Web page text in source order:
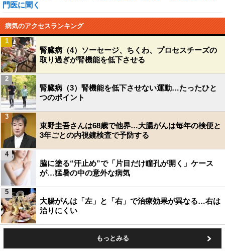
門医に聞く
病気のアクセスランキング
腎臓病（4）ソーセージ、ちくわ、プロセスチーズの
取り過ぎが腎機能を低下させる
1
腎臓病（3）腎機能を低下させない運動…たったひと
つのポイント
2
東野圭吾さんは68歳で他界…大腸がんは毎年の検便と
3年ごとの内視鏡検査で予防する
3
脇に塗る“汗止め”で「片目だけ瞳孔が開く」ケース
が…猛暑の中の意外な病気
4
大腸がんは「左」と「右」で治療効果が異なる…右は
治りにくい
5
もっとみる